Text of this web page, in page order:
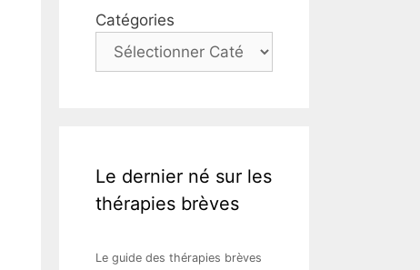
Catégories
Le dernier né sur les
thérapies brèves
Le guide des thérapies brèves